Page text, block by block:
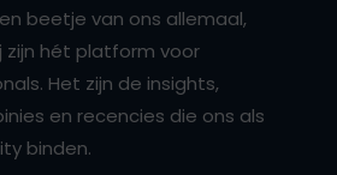
beetje van ons allemaal,
zijn hét platform voor
Het zijn de insights,
en recencies die ons als
binden.